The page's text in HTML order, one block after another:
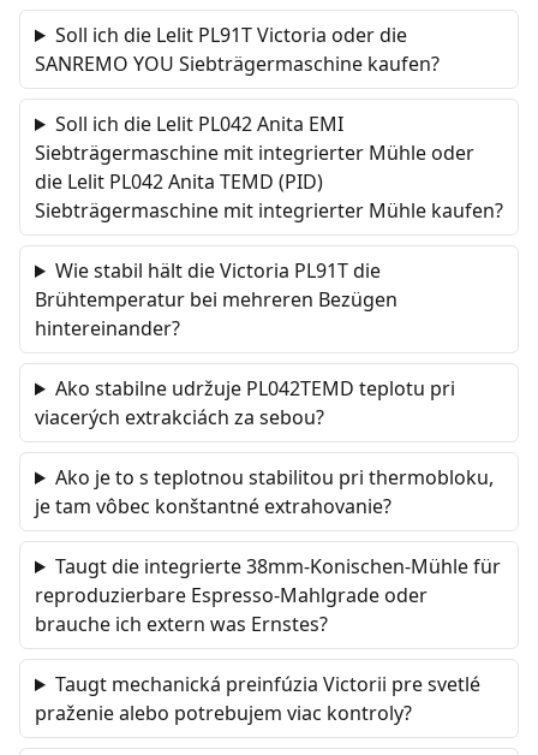
Soll ich die Lelit PL91T Victoria oder die
SANREMO YOU Siebträgermaschine kaufen?
Soll ich die Lelit PL042 Anita EMI
Siebträgermaschine mit integrierter Mühle oder
die Lelit PL042 Anita TEMD (PID)
Siebträgermaschine mit integrierter Mühle kaufen?
Wie stabil hält die Victoria PL91T die
Brühtemperatur bei mehreren Bezügen
hintereinander?
Ako stabilne udržuje PL042TEMD teplotu pri
viacerých extrakciách za sebou?
Ako je to s teplotnou stabilitou pri thermobloku,
je tam vôbec konštantné extrahovanie?
Taugt die integrierte 38mm-Konischen-Mühle für
reproduzierbare Espresso-Mahlgrade oder
brauche ich extern was Ernstes?
Taugt mechanická preinfúzia Victorii pre svetlé
praženie alebo potrebujem viac kontroly?